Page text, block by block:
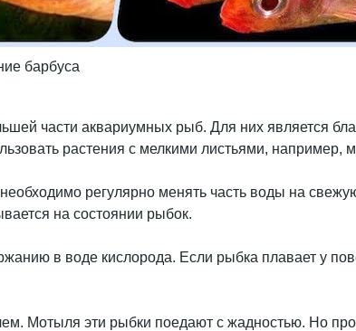
барбуса
части аквариумных рыб. Для них является
растения с мелкими листьями, например,
регулярно менять часть воды на
на состоянии рыбок.
в воде кислорода. Если рыбка плавает у
Мотыля эти рыбки поедают с жадностью. Но